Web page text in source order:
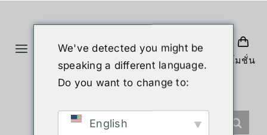
Toggle
Navigation
โปรโมชั่น
We've detected you might be
speaking a different language.
Do you want to change to:
English